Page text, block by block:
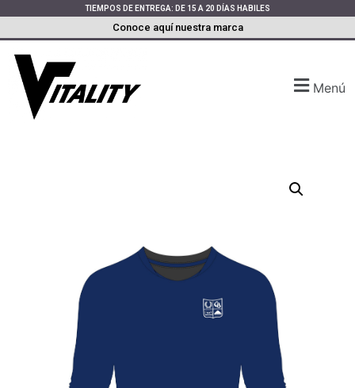
TIEMPOS DE ENTREGA: DE 15 A 20 DÍAS HABILES
Conoce aquí nuestra marca
Menú